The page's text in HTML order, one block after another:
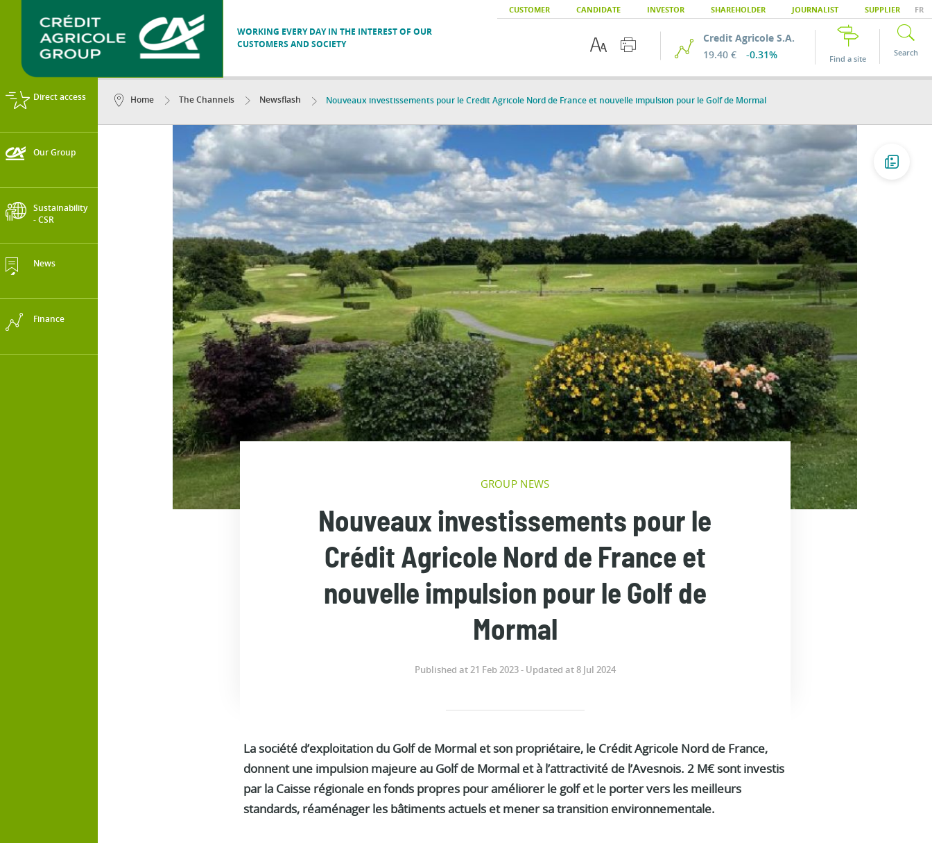
CUSTOMER CANDIDATE INVESTOR SHAREHOLDER JOURNALIST SUPPLIER FR
WORKING EVERY DAY IN THE INTEREST OF OUR
CUSTOMERS AND SOCIETY
Credit Agricole S.A.
19.40 €
-0.31% Find a site
Search
Direct access
Our Group
Sustainability
- CSR
News
Finance
Home The Channels Newsflash Nouveaux investissements pour le Crédit Agricole Nord de France et nouvelle impulsion pour le Golf de Mormal
GROUP NEWS
Nouveaux investissements pour le
Crédit Agricole Nord de France et
nouvelle impulsion pour le Golf de
Mormal
Published at 21 Feb 2023 - Updated at 8 Jul 2024
La société d’exploitation du Golf de Mormal et son propriétaire, le Crédit Agricole Nord de France,
donnent une impulsion majeure au Golf de Mormal et à l’attractivité de l’Avesnois. 2 M€ sont investis
par la Caisse régionale en fonds propres pour améliorer le golf et le porter vers les meilleurs
standards, réaménager les bâtiments actuels et mener sa transition environnementale.